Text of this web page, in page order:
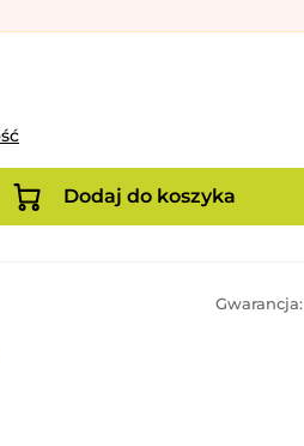
Dodaj do koszyka
Gwarancja: